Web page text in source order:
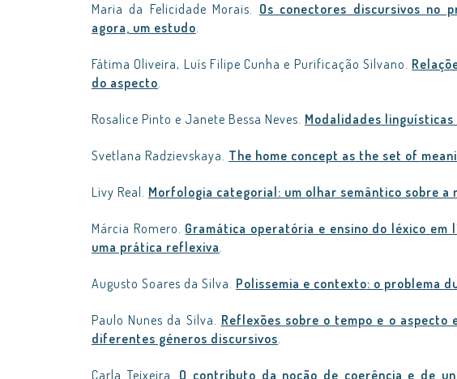
Maria da Felicidade Morais. Os conectores discursivos no
agora, um estudo.
Fátima Oliveira, Luís Filipe Cunha e Purificação Silvano.
do aspecto.
Rosalice Pinto e Janete Bessa Neves. Modalidades
Svetlana Radzievskaya. The home concept as the set of
Livy Real. Morfologia categorial: um olhar semântico sobre a
Márcia Romero. Gramática operatória e ensino do léxico
uma prática reflexiva.
Augusto Soares da Silva. Polissemia e contexto: o problema
Paulo Nunes da Silva. Reflexões sobre o tempo e o
diferentes géneros discursivos.
Carla Teixeira. O contributo da noção de coerência e de